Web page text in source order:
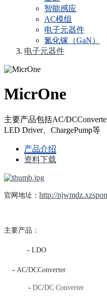
智能感应
AC模组
电子元器件
氮化镓（GaN）
电子元器件
MicrOne
主要产品包括AC/
LED Driver、ChargePump等
产品介绍
资料下载
官网地址： http://
主要产品：
- LDO
- AC/DCConverter
- DC/DC Converter